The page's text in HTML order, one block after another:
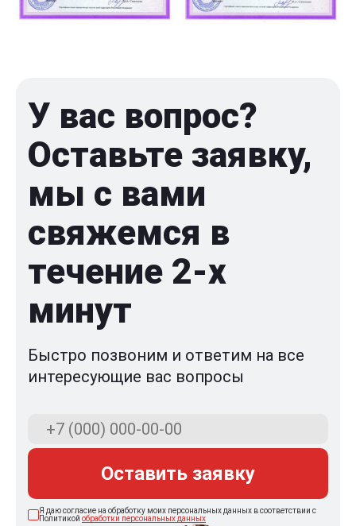
У вас вопрос?
Оставьте заявку,
мы с вами
свяжемся в
течение 2-x
минут
Быстро позвоним и ответим на все
интересующие вас вопросы
Оставить заявку
Я даю согласие на обработку моих персональных данных в соответствии с
Политикой обработки персональных данных